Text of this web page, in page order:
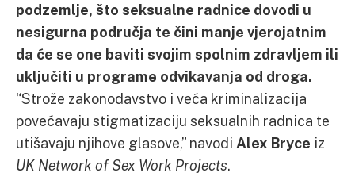
podzemlje, što seksualne radnice dovodi u
nesigurna područja te čini manje vjerojatnim
da će se one baviti svojim spolnim zdravljem ili
uključiti u programe odvikavanja od droga.
“Strože zakonodavstvo i veća kriminalizacija
povećavaju stigmatizaciju seksualnih radnica te
utišavaju njihove glasove,” navodi Alex Bryce iz
UK Network of Sex Work Projects.